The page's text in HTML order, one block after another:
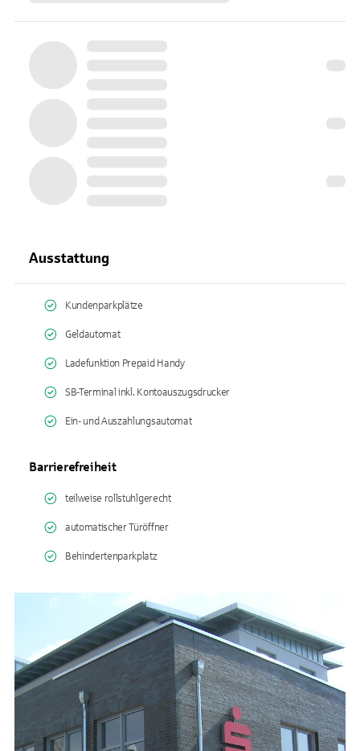
Ausstattung
Kundenparkplätze
Geldautomat
Ladefunktion Prepaid Handy
SB-Terminal inkl. Kontoauszugsdrucker
Ein- und Auszahlungsautomat
Barrierefreiheit
teilweise rollstuhlgerecht
automatischer Türöffner
Behindertenparkplatz